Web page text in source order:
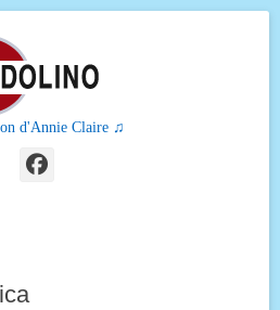
d'Annie Claire ♫
Facebook